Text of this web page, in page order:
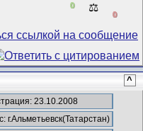
0 ⚖️
0
^
23.10.2008
г.Альметьевск(Татарстан)